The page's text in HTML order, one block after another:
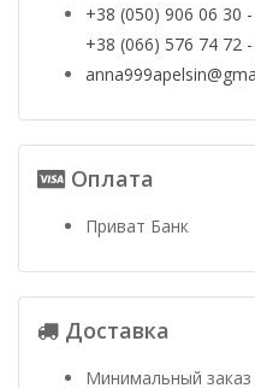
+38 (050) 906 06 30
+38 (066) 576 74 72
Оплата
Приват Банк
Доставка
Минимальный заказ